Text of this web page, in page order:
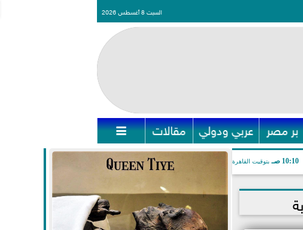
السبت 8 أغسطس 2026
بر مصر عربي ودولي مقالات 
10:10 صـ بتوقيت القاهرة